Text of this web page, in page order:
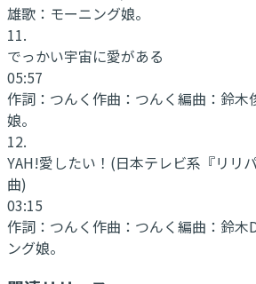
雄歌： モーニング娘。
11.
でっかい宇宙に愛がある
05:57
作詞： つんく作曲： つんく編曲： 鈴木
娘。
12.
YAH!愛したい！(日本テレビ系『リリ
曲)
03:15
作詞： つんく作曲： つんく編曲： 鈴木
ング娘。